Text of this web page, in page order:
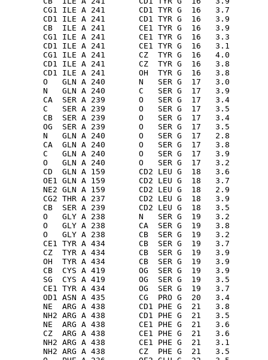
CG1 ILE A 241       CD1 TYR G  16   3.7
CD1 ILE A 241       CD1 TYR G  16   3.9
CB  ILE A 241       CE1 TYR G  16   3.9
CG1 ILE A 241       CE1 TYR G  16   3.3
CD1 ILE A 241       CE1 TYR G  16   3.1
CG1 ILE A 241       CZ  TYR G  16   4.0
CD1 ILE A 241       CZ  TYR G  16   3.8
CD1 ILE A 241       OH  TYR G  16   3.8
O   GLN A 240       N   SER G  17   3.0
N   GLN A 240       C   SER G  17   3.9
CA  SER A 239       O   SER G  17   3.4
C   SER A 239       O   SER G  17   3.5
CB  SER A 239       O   SER G  17   3.4
OG  SER A 239       O   SER G  17   3.5
N   GLN A 240       O   SER G  17   2.8
CA  GLN A 240       O   SER G  17   3.8
C   GLN A 240       O   SER G  17   3.9
O   GLN A 240       O   SER G  17   3.2
CD  GLN A 159       CD2 LEU G  18   3.6
OE1 GLN A 159       CD2 LEU G  18   3.7
NE2 GLN A 159       CD2 LEU G  18   2.9
CG2 THR A 237       CD2 LEU G  18   3.9
CB  SER A 239       CD2 LEU G  18   3.5
O   GLY A 238       N   SER G  19   3.2
O   GLY A 238       CA  SER G  19   3.8
O   GLY A 238       CB  SER G  19   3.2
CE1 TYR A 434       CB  SER G  19   3.7
CZ  TYR A 434       CB  SER G  19   3.9
OH  TYR A 434       CB  SER G  19   3.9
CB  CYS A 419       OG  SER G  19   3.9
SG  CYS A 419       OG  SER G  19   3.5
CE1 TYR A 434       OG  SER G  19   3.7
OD1 ASN A 435       CG  PRO G  20   3.4
NE  ARG A 438       CD1 PHE G  21   3.8
NH2 ARG A 438       CD1 PHE G  21   3.5
NE  ARG A 438       CE1 PHE G  21   3.6
CZ  ARG A 438       CE1 PHE G  21   3.6
NH2 ARG A 438       CE1 PHE G  21   3.1
NH2 ARG A 438       CZ  PHE G  21   3.5